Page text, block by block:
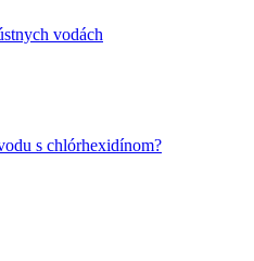
vodách
s chlórhexidínom?